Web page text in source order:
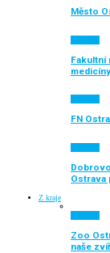
Město
Fakultní
medicíny
FN
Ostrava
Z kraje
Zoo
naše